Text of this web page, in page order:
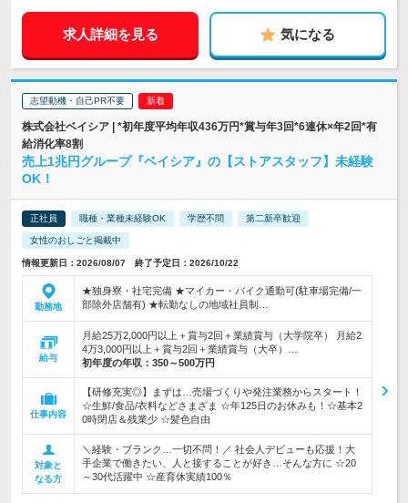
求人詳細を見る 気になる
志望動機・自己PR不要
株式会社ベイシア | *初年度平均年収436万円*賞与年3回*6連休×年2回*有
給消化率8割
売上1兆円グループ『ベイシア』の【ストアスタッフ】未経験
OK！
正社員 職種・業種未経験OK 学歴不問 第二新卒歓迎
女性のおしごと掲載中
情報更新日：2026/08/07 終了予定日：2026/10/22
勤務地
★独身寮・社宅完備 ★マイカー・バイク通勤可(駐車場完備/一
部除外店舗有) ★転勤なしの地域社員制…
給与
月給25万2,000円以上＋賞与2回＋業績賞与（大学院卒） 月給2
4万3,000円以上＋賞与2回＋業績賞与（大卒）…
初年度の年収： 350～500万円
仕事内容
【研修充実◎】まずは…売場づくりや発注業務からスタート！
☆生鮮/食品/衣料などさまざま ☆年125日のお休みも！☆基本2
0時閉店＆残業少 ☆髪色自由
対象と
なる方
＼経験・ブランク…一切不問！／ 社会人デビューも応援！大
手企業で働きたい、人と接することが好き…そんな方に ☆20
～30代活躍中 ☆産育休実績100％